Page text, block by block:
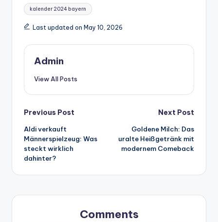
Tags:
kalender 2024 bayern
Last updated on May 10, 2026
Admin
View All Posts
Post
navigation
Previous Post
Aldi verkauft
Männerspielzeug: Was
steckt wirklich
dahinter?
Next Post
Goldene Milch: Das
uralte Heißgetränk mit
modernem Comeback
Comments